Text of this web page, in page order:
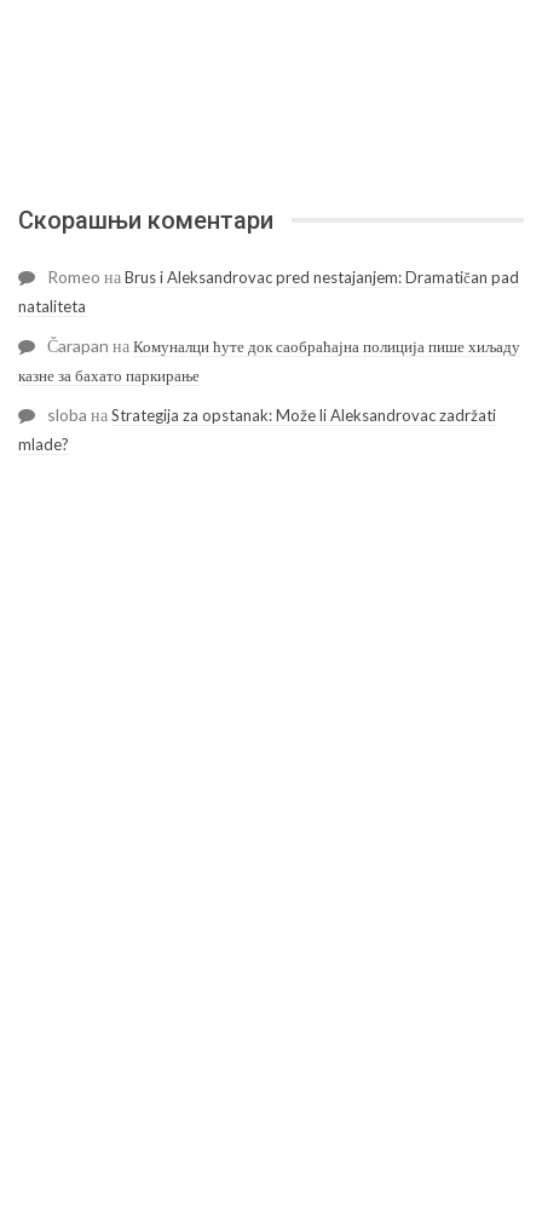
Скорашњи коментари
Romeo наBrus i Aleksandrovac pred nestajanjem: Dramatičan pad
nataliteta
Čarapan наКомуналци ћуте док саобраћајна полиција пише хиљаду
казне за бахато паркирање
sloba наStrategija za opstanak: Može li Aleksandrovac zadržati
mlade?